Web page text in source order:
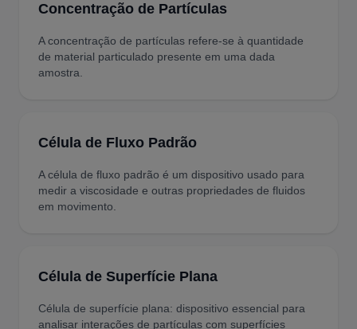
Concentração de Partículas
A concentração de partículas refere-se à quantidade
de material particulado presente em uma dada
amostra.
Célula de Fluxo Padrão
A célula de fluxo padrão é um dispositivo usado para
medir a viscosidade e outras propriedades de fluidos
em movimento.
Célula de Superfície Plana
Célula de superfície plana: dispositivo essencial para
analisar interações de partículas com superfícies